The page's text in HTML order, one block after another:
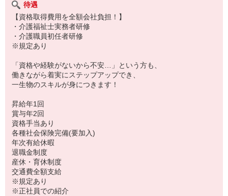
待遇
【資格取得費用を全額会社負担！】
・介護福祉士実務者研修
・介護職員初任者研修
※規定あり
「資格や経験がないから不安…」という方も、
働きながら着実にステップアップでき、
一生物のスキルが身につきます！
昇給年1回
賞与年2回
資格手当あり
各種社会保険完備(要加入)
年次有給休暇
退職金制度
産休・育休制度
交通費全額支給
※規定あり
※正社員での紹介